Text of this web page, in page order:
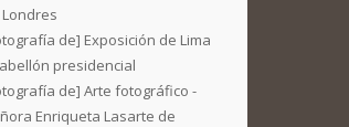
Londres
de] Exposición de Lima
presidencial
de] Arte fotográfico -
Enriqueta Lasarte de